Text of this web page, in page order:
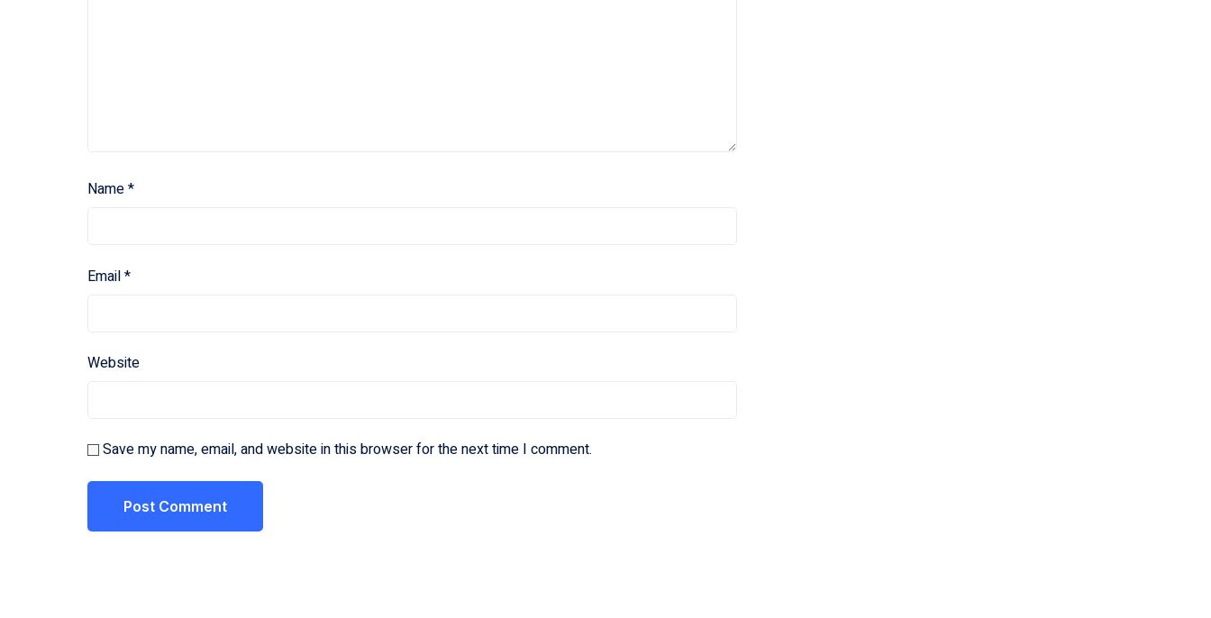
Name*
Email*
Website
Save my name, email, and website in this browser for the next time I comment.